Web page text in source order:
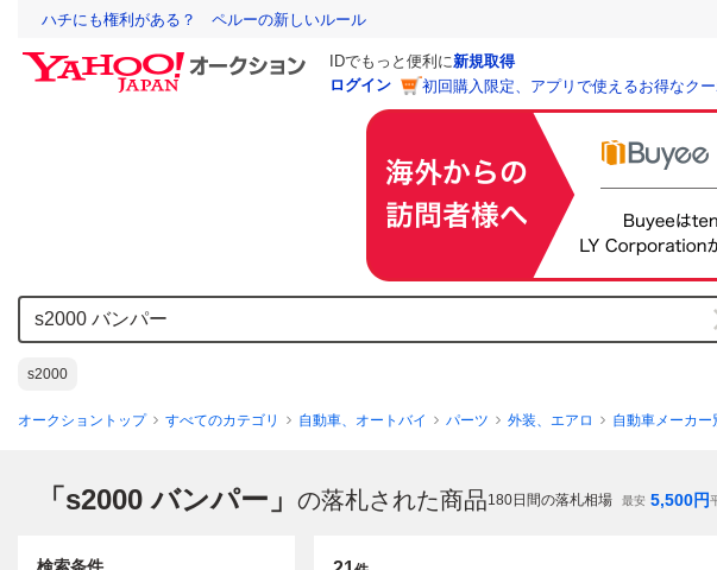
ハチにも権利がある？ ペルーの新しいルール
IDでもっと便利に新規取得
ログイン
初回購入限定、アプリで使えるお得なク
s2000
オークショントップ すべてのカテゴリ 自動車、オートバイ パーツ 外装、エアロ 自動車メーカー
「s2000 バンパー」 の落札された商品180日間の落札相場 最安 5,500円